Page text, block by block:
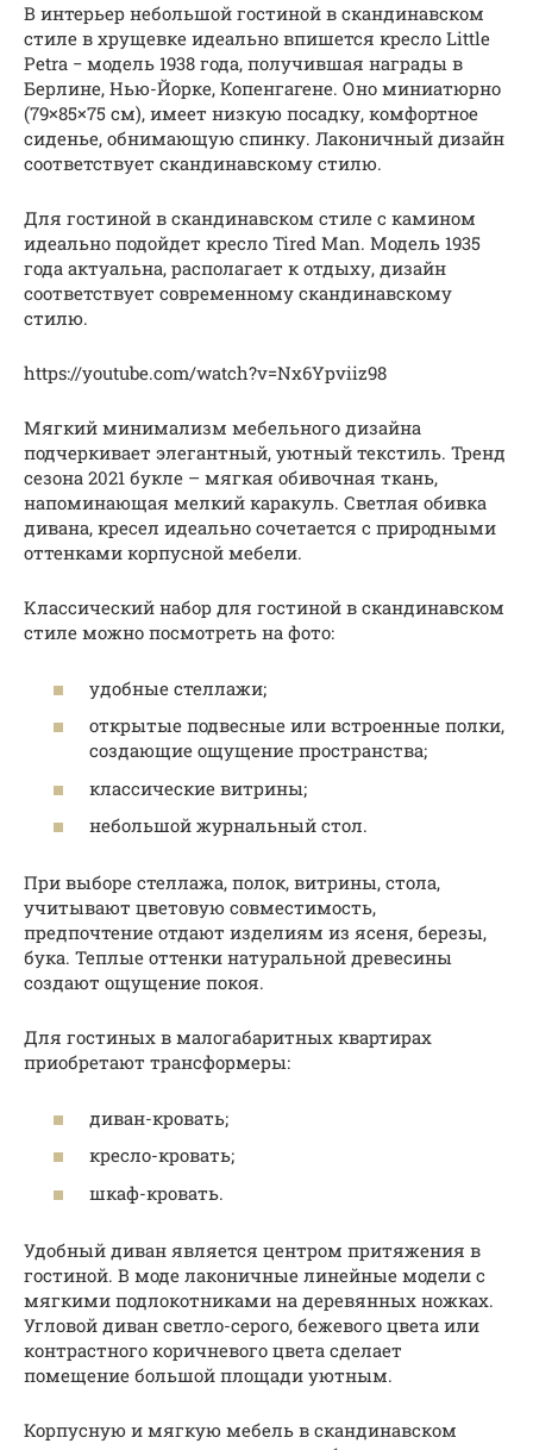
В интерьер небольшой гостиной в скандинавском
стиле в хрущевке идеально впишется кресло Little
Petra − модель 1938 года, получившая награды в
Берлине, Нью-Йорке, Копенгагене. Оно миниатюрно
(79×85×75 см), имеет низкую посадку, комфортное
сиденье, обнимающую спинку. Лаконичный дизайн
соответствует скандинавскому стилю.
Для гостиной в скандинавском стиле с камином
идеально подойдет кресло Tired Man. Модель 1935
года актуальна, располагает к отдыху, дизайн
соответствует современному скандинавскому
стилю.
https://youtube.com/watch?v=Nx6Ypviiz98
Мягкий минимализм мебельного дизайна
подчеркивает элегантный, уютный текстиль. Тренд
сезона 2021 букле – мягкая обивочная ткань,
напоминающая мелкий каракуль. Светлая обивка
дивана, кресел идеально сочетается с природными
оттенками корпусной мебели.
Классический набор для гостиной в скандинавском
стиле можно посмотреть на фото:
удобные стеллажи;
открытые подвесные или встроенные полки,
создающие ощущение пространства;
классические витрины;
небольшой журнальный стол.
При выборе стеллажа, полок, витрины, стола,
учитывают цветовую совместимость,
предпочтение отдают изделиям из ясеня, березы,
бука. Теплые оттенки натуральной древесины
создают ощущение покоя.
Для гостиных в малогабаритных квартирах
приобретают трансформеры:
диван-кровать;
кресло-кровать;
шкаф-кровать.
Удобный диван является центром притяжения в
гостиной. В моде лаконичные линейные модели с
мягкими подлокотниками на деревянных ножках.
Угловой диван светло-серого, бежевого цвета или
контрастного коричневого цвета сделает
помещение большой площади уютным.
Корпусную и мягкую мебель в скандинавском